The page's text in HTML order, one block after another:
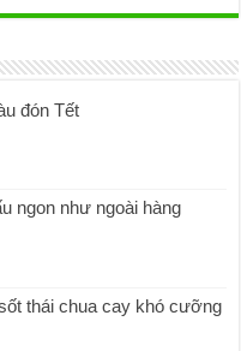
đón Tết
ngon như ngoài hàng
thái chua cay khó cưỡng